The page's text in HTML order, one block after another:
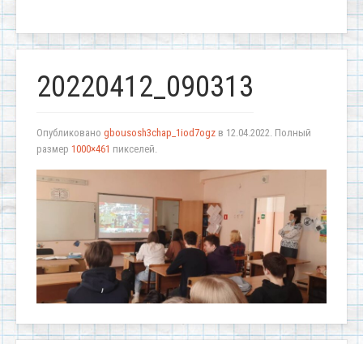
20220412_090313
Опубликовано gbousosh3chap_1iod7ogz в 12.04.2022. Полный
размер 1000×461 пикселей.